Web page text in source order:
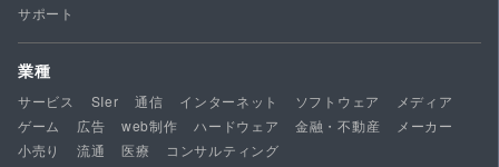
サポート
業種
サービス SIer 通信 インターネット ソフトウェア
メディア
ゲーム
広告 web制作 ハードウェア 金融・不動産
メーカー
小売り
流通 医療 コンサルティング